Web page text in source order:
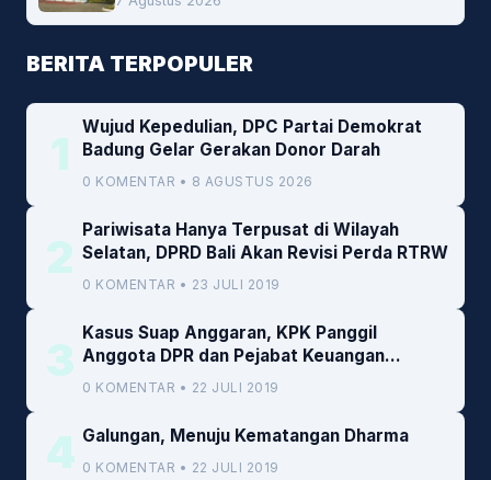
Cofiring PLTU Bolok
BERITA TERPOPULER
1
Wujud Kepedulian, DPC Partai Demokrat
Badung Gelar Gerakan Donor Darah
0 KOMENTAR • 8 AGUSTUS 2026
2
Pariwisata Hanya Terpusat di Wilayah
Selatan, DPRD Bali Akan Revisi Perda RTRW
0 KOMENTAR • 23 JULI 2019
3
Kasus Suap Anggaran, KPK Panggil
Anggota DPR dan Pejabat Keuangan
Kemenkeu
0 KOMENTAR • 22 JULI 2019
4 Galungan, Menuju Kematangan Dharma
0 KOMENTAR • 22 JULI 2019